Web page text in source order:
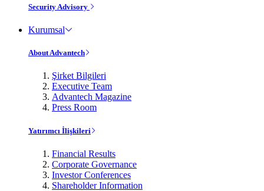
Security Advisory
Kurumsal
About Advantech
Şirket Bilgileri
Executive Team
Advantech Magazine
Press Room
Yatırımcı İlişkileri
Financial Results
Corporate Governance
Investor Conferences
Shareholder Information